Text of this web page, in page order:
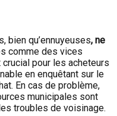
bien qu’ennuyeuses, ne
comme des vices
pour les acheteurs
en enquêtant sur le
En cas de problème,
municipales sont
troubles de voisinage.